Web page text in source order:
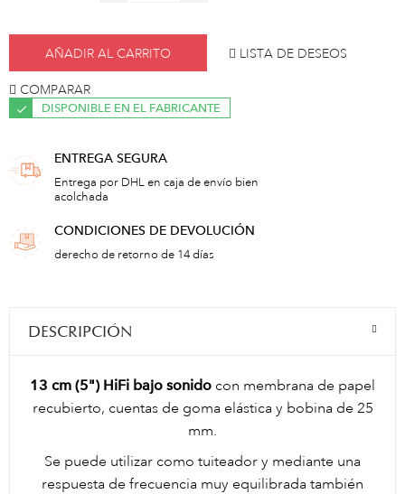
AÑADIR AL CARRITO LISTA DE DESEOS
COMPARAR
DISPONIBLE EN EL FABRICANTE
ENTREGA SEGURA
Entrega por DHL en caja de envío bien
acolchada
CONDICIONES DE DEVOLUCIÓN
derecho de retorno de 14 días
DESCRIPCIÓN
13 cm (5") HiFi bajo sonido con membrana de papel
recubierto, cuentas de goma elástica y bobina de 25
mm.
Se puede utilizar como tuiteador y mediante una
respuesta de frecuencia muy equilibrada también